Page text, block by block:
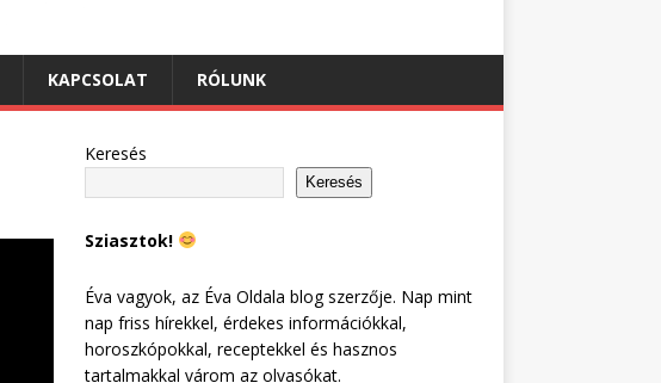
KAPCSOLAT RÓLUNK
Keresés
Keresés
Sziasztok!
Éva vagyok, az Éva Oldala blog szerzője. Nap mint
nap friss hírekkel, érdekes információkkal,
horoszkópokkal, receptekkel és hasznos
tartalmakkal várom az olvasókat.